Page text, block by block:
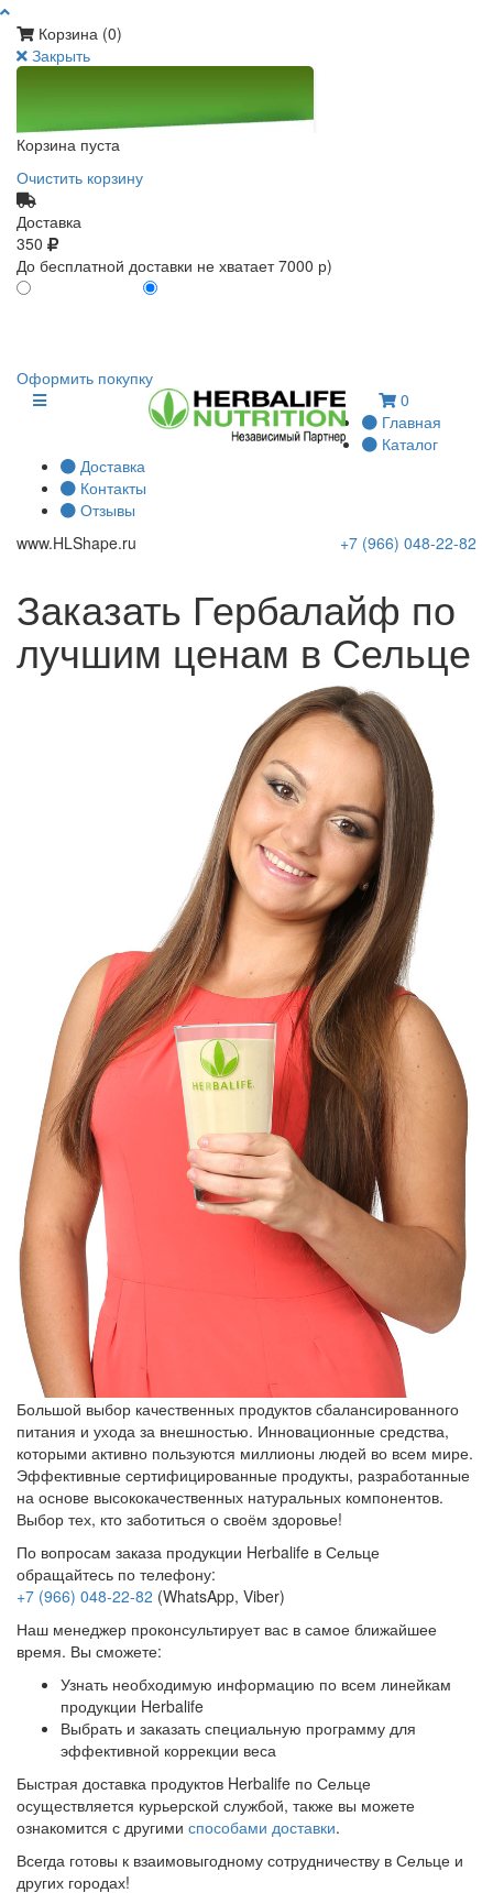
Корзина (0)
Закрыть
Корзина пуста
Очистить корзину
Доставка
350
До бесплатной доставки не хватает 7000 р)
Оформить покупку
0
Главная
Каталог
Доставка
Контакты
Отзывы
www.HLShape.ru +7 (966) 048-22-82
Заказать Гербалайф по
лучшим ценам в Сельце
Большой выбор качественных продуктов сбалансированного
питания и ухода за внешностью. Инновационные средства,
которыми активно пользуются миллионы людей во всем мире.
Эффективные сертифицированные продукты, разработанные
на основе высококачественных натуральных компонентов.
Выбор тех, кто заботиться о своём здоровье!
По вопросам заказа продукции Herbalife в Сельце
обращайтесь по телефону:
+7 (966) 048-22-82 (WhatsApp, Viber)
Наш менеджер проконсультирует вас в самое ближайшее
время. Вы сможете:
Узнать необходимую информацию по всем линейкам
продукции Herbalife
Выбрать и заказать специальную программу для
эффективной коррекции веса
Быстрая доставка продуктов Herbalife по Сельце
осуществляется курьерской службой, также вы можете
ознакомится с другими способами доставки.
Всегда готовы к взаимовыгодному сотрудничеству в Сельце и
других городах!